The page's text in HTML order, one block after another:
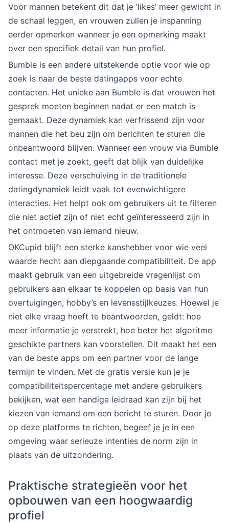
Voor mannen betekent dit dat je ‘likes’ meer gewicht in
de schaal leggen, en vrouwen zullen je inspanning
eerder opmerken wanneer je een opmerking maakt
over een specifiek detail van hun profiel.
Bumble is een andere uitstekende optie voor wie op
zoek is naar de beste datingapps voor echte
contacten. Het unieke aan Bumble is dat vrouwen het
gesprek moeten beginnen nadat er een match is
gemaakt. Deze dynamiek kan verfrissend zijn voor
mannen die het beu zijn om berichten te sturen die
onbeantwoord blijven. Wanneer een vrouw via Bumble
contact met je zoekt, geeft dat blijk van duidelijke
interesse. Deze verschuiving in de traditionele
datingdynamiek leidt vaak tot evenwichtigere
interacties. Het helpt ook om gebruikers uit te filteren
die niet actief zijn of niet echt geïnteresseerd zijn in
het ontmoeten van iemand nieuw.
OKCupid blijft een sterke kanshebber voor wie veel
waarde hecht aan diepgaande compatibiliteit. De app
maakt gebruik van een uitgebreide vragenlijst om
gebruikers aan elkaar te koppelen op basis van hun
overtuigingen, hobby’s en levensstijlkeuzes. Hoewel je
niet elke vraag hoeft te beantwoorden, geldt: hoe
meer informatie je verstrekt, hoe beter het algoritme
geschikte partners kan voorstellen. Dit maakt het een
van de beste apps om een partner voor de lange
termijn te vinden. Met de gratis versie kun je je
compatibiliteitspercentage met andere gebruikers
bekijken, wat een handige leidraad kan zijn bij het
kiezen van iemand om een bericht te sturen. Door je
op deze platforms te richten, begeef je je in een
omgeving waar serieuze intenties de norm zijn in
plaats van de uitzondering.
Praktische strategieën voor het
opbouwen van een hoogwaardig
profiel